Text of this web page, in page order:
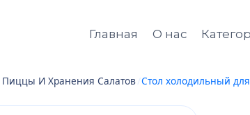
Главная О нас
И Хранения Салатов/Стол холодильный для